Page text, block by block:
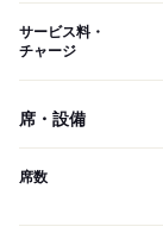
サービス料・
チャージ
席・設備
席数